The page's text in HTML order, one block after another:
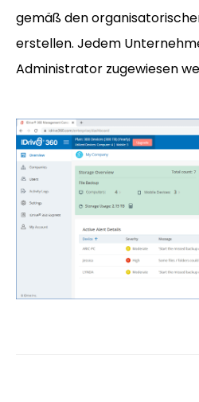
gemäß den
erstellen. Jedem
Administrator zugewiesen